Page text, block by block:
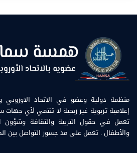
منظمة دولية وعضو في الاتحاد الاوروبي
إعلامية تربوية غير ربحية لا تنتمي لأي جهات
تعمل في حقول التربية والثقافة وشؤون
والأطفال . تعمل على مد جسور التواصل بين